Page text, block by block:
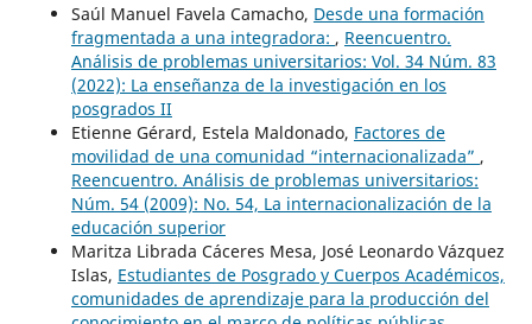
Saúl Manuel Favela Camacho, Desde una formación
fragmentada a una integradora: , Reencuentro.
Análisis de problemas universitarios: Vol. 34 Núm. 83
(2022): La enseñanza de la investigación en los
posgrados II
Etienne Gérard, Estela Maldonado, Factores de
movilidad de una comunidad “internacionalizada” ,
Reencuentro. Análisis de problemas universitarios:
Núm. 54 (2009): No. 54, La internacionalización de la
educación superior
Maritza Librada Cáceres Mesa, José Leonardo Vázquez
Islas, Estudiantes de Posgrado y Cuerpos Académicos,
comunidades de aprendizaje para la producción del